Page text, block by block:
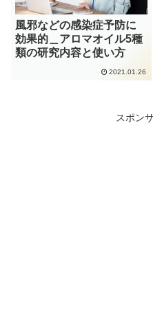
風邪などの感染症予防に
効果的＿アロマオイル5種
類の研究内容と使い方
2021.01.26
スポン